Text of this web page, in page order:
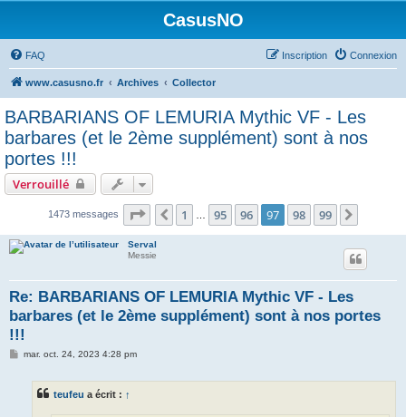
CasusNO
FAQ Connexion
Inscription
www.casusno.fr Archives Collector
BARBARIANS OF LEMURIA Mythic VF - Les
barbares (et le 2ème supplément) sont à nos
portes !!!
Verrouillé
1473 messages Page 97 sur 99
Précédent
1 95 96 97 98 99
Serval
Messie
Re: BARBARIANS OF LEMURIA Mythic VF - Les
barbares (et le 2ème supplément) sont à nos portes
!!!
Mmar. oct. 24, 2023 4:28 pm
teufeu a écrit : ↑